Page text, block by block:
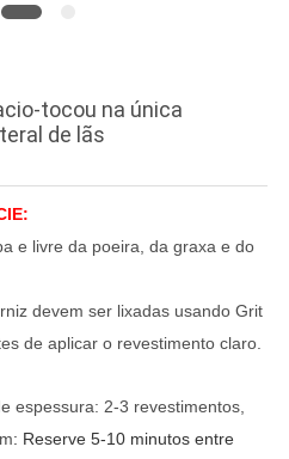
tocou na única
de lãs
e livre da poeira, da graxa e do
devem ser lixadas usando Grit
de aplicar o revestimento claro.
espessura: 2-3 revestimentos,
: Reserve 5-10 minutos entre